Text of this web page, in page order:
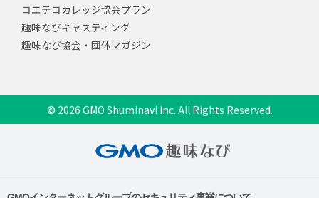
コエテコカレッジ協会プラン
趣味なびキャスティング
趣味なび協会・団体マガジン
© 2026 GMO Shuminavi Inc. All Rights Reserved.